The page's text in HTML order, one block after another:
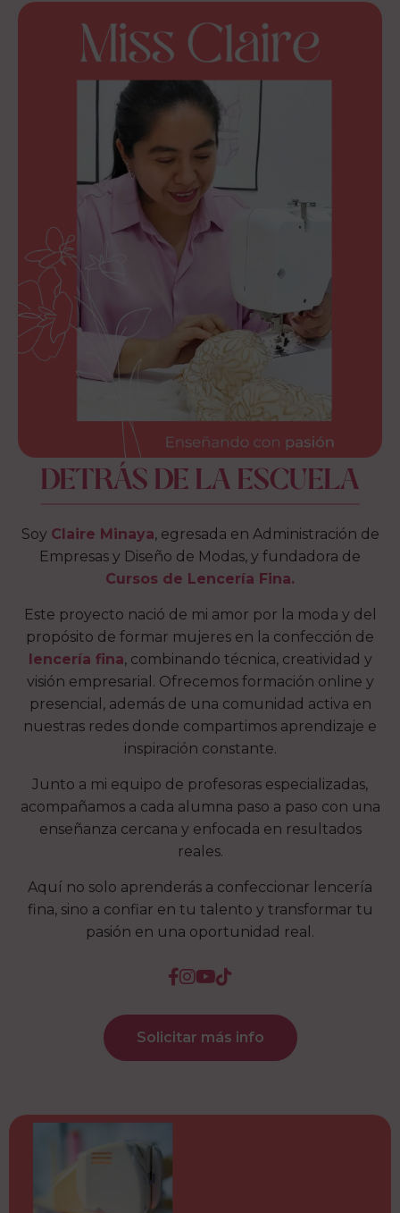
DETRÁS DE LA ESCUELA
Soy Claire Minaya, egresada en Administración de
Empresas y Diseño de Modas, y fundadora de
Cursos de Lencería Fina.
Este proyecto nació de mi amor por la moda y del
propósito de formar mujeres en la confección de
lencería fina, combinando técnica, creatividad y
visión empresarial. Ofrecemos formación online y
presencial, además de una comunidad activa en
nuestras redes donde compartimos aprendizaje e
inspiración constante.
Junto a mi equipo de profesoras especializadas,
acompañamos a cada alumna paso a paso con una
enseñanza cercana y enfocada en resultados
reales.
Aquí no solo aprenderás a confeccionar lencería
fina, sino a confiar en tu talento y transformar tu
pasión en una oportunidad real.
Solicitar más info